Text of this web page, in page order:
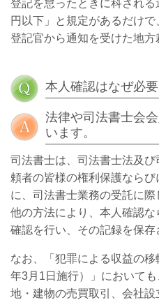
登記を怠ったときに科され
円以下」と規定があるだけ
登記官から通知を受けた地方
本人確認はなぜ必
法律や司法書士会
います。
司法書士は、司法書士法及
頼者の皆様の権利保護なら
に、司法書士業務の受託に
他の方法により、本人確認
確認を行い、その記録を保存
なお、「犯罪による収益の
年3月1日施行）」において
地・建物の売買取引、会社